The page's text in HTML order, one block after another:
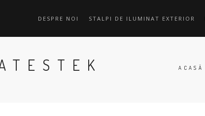
DESPRE NOI STALPI DE ILUMINAT EXTERIOR
ACASĂ